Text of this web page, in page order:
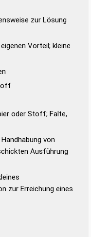
zur Lösung
Vorteil; kleine
oder Stoff; Falte,
von
Ausführung
zur Erreichung eines